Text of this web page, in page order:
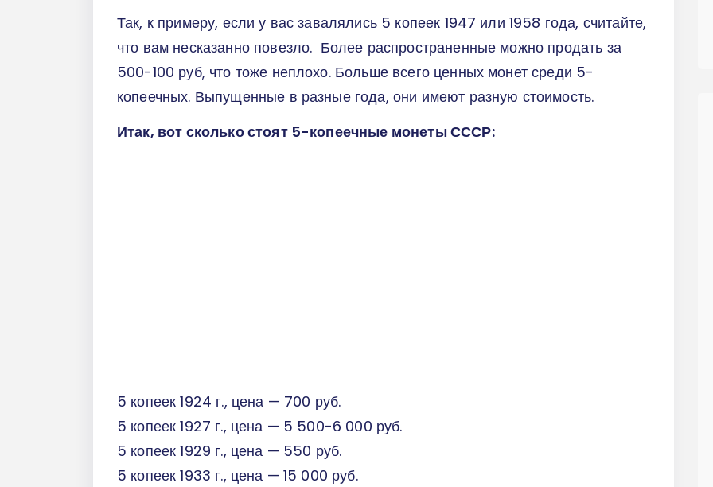
Так, к примеру, если у вас завалялись 5 копеек 1947 или 1958 года, считайте,
что вам несказанно повезло. Более распространенные можно продать за
500-100 руб, что тоже неплохо. Больше всего ценных монет среди 5-
копеечных. Выпущенные в разные года, они имеют разную стоимость.
Итак, вот сколько стоят 5-копеечные монеты СССР:
5 копеек 1924 г., цена — 700 руб.
5 копеек 1927 г., цена — 5 500-6 000 руб.
5 копеек 1929 г., цена — 550 руб.
5 копеек 1933 г., цена — 15 000 руб.